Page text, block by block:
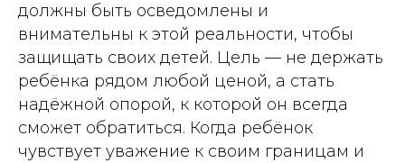
должны быть осведомлены и
внимательны к этой реальности, чтобы
защищать своих детей. Цель — не держать
ребёнка рядом любой ценой, а стать
надёжной опорой, к которой он всегда
сможет обратиться. Когда ребёнок
чувствует уважение к своим границам и